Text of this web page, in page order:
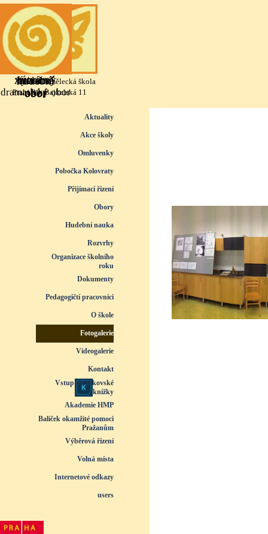
Přejít na obsah
výtvarný
taneční
literárně
hudební
Základní umělecká škola
Praha 10, Bajkalská 11
obor
obor
dramatický obor
obor
Přeskočit menu
Aktuality
Akce školy
Omluvenky
Pobočka Kolovraty
Přijímací řízení
Obory ▼
Hudební nauka
Rozvrhy
▼
Organizace školního
roku
Dokumenty
Pedagogičtí pracovníci ▼
O škole
Fotogalerie
Videogalerie
Kontakt
Vstup do žákovské
knížky
Akademie HMP
Balíček okamžité pomoci
Pražanům
Výběrová řízení
Volná místa
Internetové odkazy
users